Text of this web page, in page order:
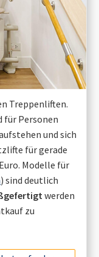
Treppenliften.
für Personen
und sich
für gerade
Modelle für
) sind deutlich
werden
zu